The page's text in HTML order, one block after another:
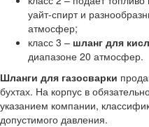
уайт-спирт и
атмосфер;
класс 3 – шланг для
диапазоне 20 атмосфер.
Шланги для газосварки
бухтах. На корпус в
указанием компании,
допустимого давления.